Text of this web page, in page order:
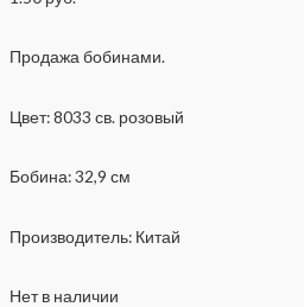
Продажа бобинами.
Цвет: 8033 св. розовый
Бобина: 32,9 см
Производитель: Китай
Нет в наличии